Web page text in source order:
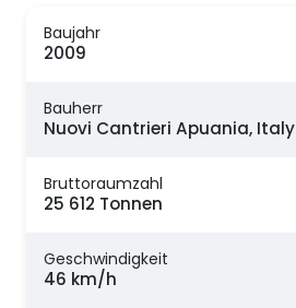
Baujahr
2009
Bauherr
Nuovi Cantrieri Apuania, Italy
Bruttoraumzahl
25 612 Tonnen
Geschwindigkeit
46 km/h